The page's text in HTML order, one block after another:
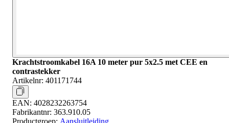
Krachtstroomkabel 16A 10 meter pur 5x2.5 met CEE en
contrastekker
Artikelnr: 401171744
EAN: 4028232263754
Fabrikantnr: 363.910.05
Productgroep: Aansluitleiding